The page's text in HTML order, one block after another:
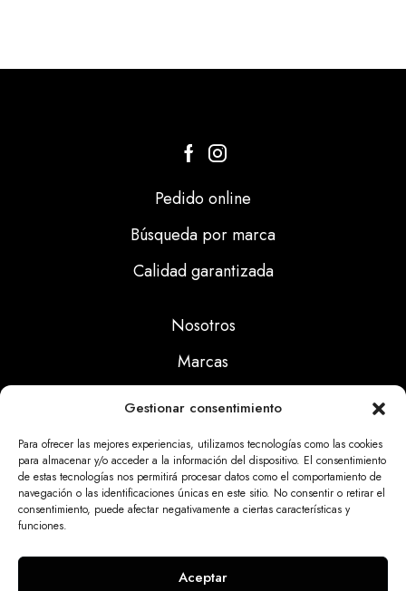
Gestionar consentimiento
Para ofrecer las mejores experiencias, utilizamos tecnologías como las cookies
para almacenar y/o acceder a la información del dispositivo. El consentimiento
de estas tecnologías nos permitirá procesar datos como el comportamiento de
navegación o las identificaciones únicas en este sitio. No consentir o retirar el
consentimiento, puede afectar negativamente a ciertas características y
funciones.
Aceptar
Pedido online
Búsqueda por marca
Calidad garantizada
Nosotros
Marcas
Noticias
Aviso Legal
Politicas Cookies